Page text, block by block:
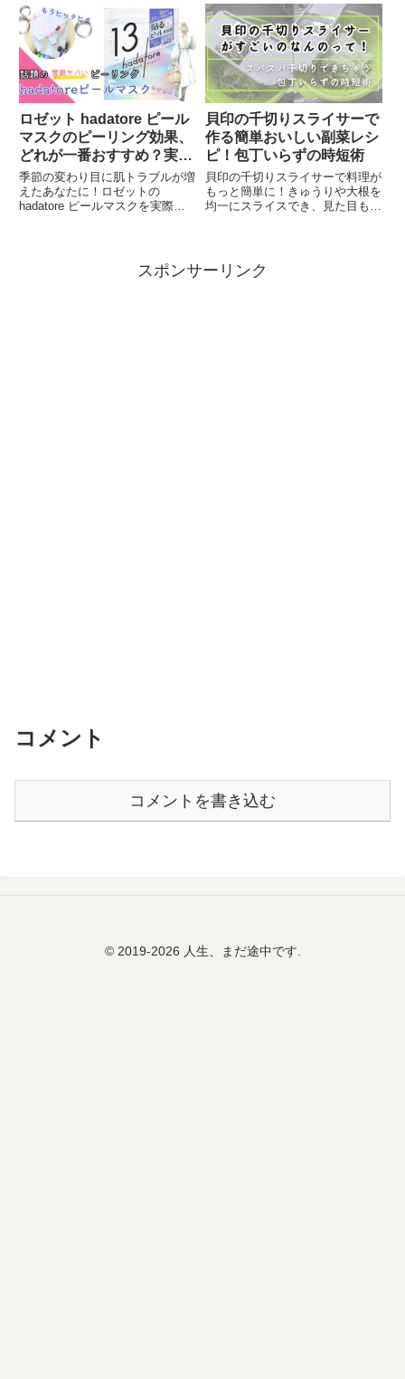
節に手元に置いている理由を正直
に書いています。
として、使い心地や香り、翌朝の
髪のまとまりなどをレビューしま
す。
ロゼット hadatore ピール
マスクのピーリング効果、
どれが一番おすすめ？実際
に試してみた！
季節の変わり目に肌トラブルが増
えたあなたに！ロゼットの
hadatore ピールマスクを実際に
貝印の千切りスライサーで
作る簡単おいしい副菜レシ
ピ！包丁いらずの時短術
貝印の千切りスライサーで料理が
もっと簡単に！きゅうりや大根を
均一にスライスでき、見た目も味
アイテムをぜひ試してみてくださ
い！
スポンサーリンク
コメント
コメントを書き込む
© 2019-2026 人生、まだ途中です.